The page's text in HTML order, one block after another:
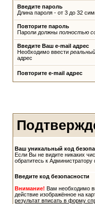
Введите пароль
Длина пароля - от 3 до 32
Повторите пароль
Пароли должны полностью
Введите Ваш e-mail адрес
Необходимо ввести реальный
адрес
Повторите e-mail адрес
Ваш уникальный код
Если Вы не видите никаких
обратитесь к
Введите код безопасности
Внимание! Вам необходимо
действие изображённое на
результат вписать в форму